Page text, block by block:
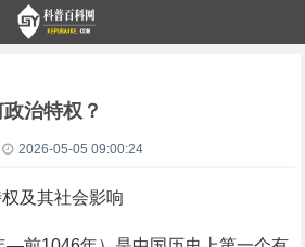
治特权？
2026-05-05 09:00:24
及其社会影响